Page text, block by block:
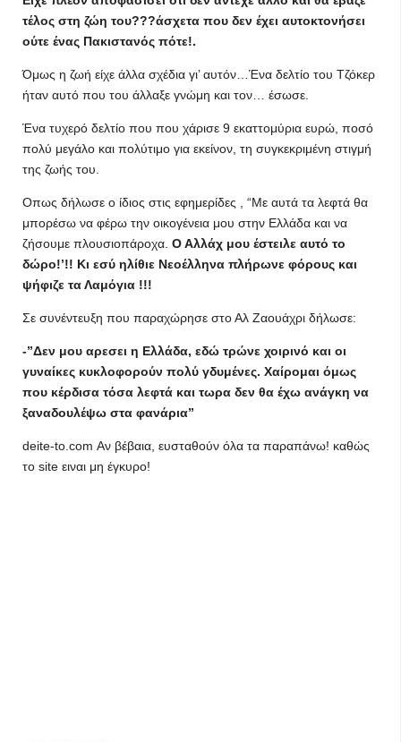
τέλος στη ζώη του???άσχετα που δεν έχει αυτοκτονήσει
ούτε ένας Πακιστανός πότε!.
Όμως η ζωή είχε άλλα σχέδια γι’ αυτόν…Ένα δελτίο του Τζόκερ
ήταν αυτό που του άλλαξε γνώμη και τον… έσωσε.
Ένα τυχερό δελτίο που που χάρισε 9 εκαττομύρια ευρώ, ποσό
πολύ μεγάλο και πολύτιμο για εκείνον, τη συγκεκριμένη στιγμή
της ζωής του.
Οπως δήλωσε ο ίδιος στις εφημερίδες , “Με αυτά τα λεφτά θα
μπορέσω να φέρω την οικογένεια μου στην Ελλάδα και να
ζήσουμε πλουσιοπάροχα. Ο Αλλάχ μου έστειλε αυτό το
δώρο!’!! Κι εσύ ηλίθιε Νεοέλληνα πλήρωνε φόρους και
ψήφιζε τα Λαμόγια !!!
Σε συνέντευξη που παραχώρησε στο Αλ Ζαουάχρι δήλωσε:
-”Δεν μου αρεσει η Ελλάδα, εδώ τρώνε χοιρινό και οι
γυναίκες κυκλοφορούν πολύ γδυμένες. Χαίρομαι όμως
που κέρδισα τόσα λεφτά και τωρα δεν θα έχω ανάγκη να
ξαναδουλέψω στα φανάρια”
deite-to.com Αν βέβαια, ευσταθούν όλα τα παραπάνω! καθώς
το site ειναι μη έγκυρο!